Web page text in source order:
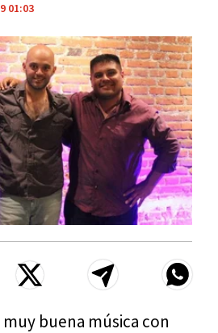
01:03
buena música con